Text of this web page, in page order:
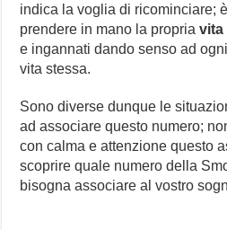
indica la voglia di ricominciare;
prendere in mano la propriavita
e ingannati dando senso ad
vita stessa.
Sono diverse dunque le
ad associare questo numero;
con calma e attenzione questo
scoprire quale numero della
bisogna associare al vostro